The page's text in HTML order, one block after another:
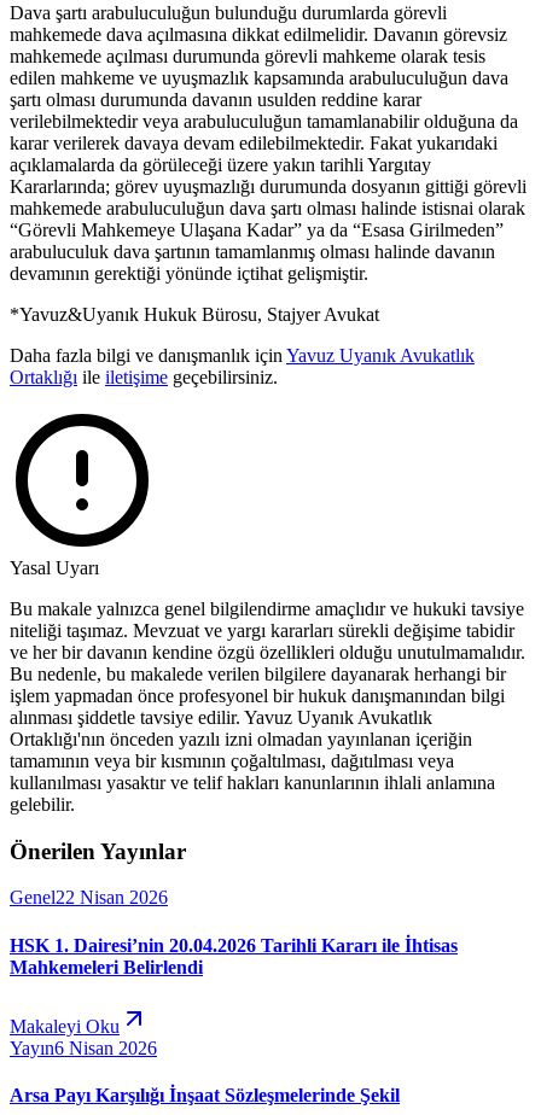
Dava şartı arabuluculuğun bulunduğu durumlarda görevli
mahkemede dava açılmasına dikkat edilmelidir. Davanın görevsiz
mahkemede açılması durumunda görevli mahkeme olarak tesis
edilen mahkeme ve uyuşmazlık kapsamında arabuluculuğun dava
şartı olması durumunda davanın usulden reddine karar
verilebilmektedir veya arabuluculuğun tamamlanabilir olduğuna da
karar verilerek davaya devam edilebilmektedir. Fakat yukarıdaki
açıklamalarda da görüleceği üzere yakın tarihli Yargıtay
Kararlarında; görev uyuşmazlığı durumunda dosyanın gittiği görevli
mahkemede arabuluculuğun dava şartı olması halinde istisnai olarak
“Görevli Mahkemeye Ulaşana Kadar” ya da “Esasa Girilmeden”
arabuluculuk dava şartının tamamlanmış olması halinde davanın
devamının gerektiği yönünde içtihat gelişmiştir.
*Yavuz&Uyanık Hukuk Bürosu, Stajyer Avukat
Daha fazla bilgi ve danışmanlık için Yavuz Uyanık Avukatlık
Ortaklığı ile iletişime geçebilirsiniz.
Yasal Uyarı
Bu makale yalnızca genel bilgilendirme amaçlıdır ve hukuki tavsiye
niteliği taşımaz. Mevzuat ve yargı kararları sürekli değişime tabidir
ve her bir davanın kendine özgü özellikleri olduğu unutulmamalıdır.
Bu nedenle, bu makalede verilen bilgilere dayanarak herhangi bir
işlem yapmadan önce profesyonel bir hukuk danışmanından bilgi
alınması şiddetle tavsiye edilir. Yavuz Uyanık Avukatlık
Ortaklığı'nın önceden yazılı izni olmadan yayınlanan içeriğin
tamamının veya bir kısmının çoğaltılması, dağıtılması veya
kullanılması yasaktır ve telif hakları kanunlarının ihlali anlamına
gelebilir.
Önerilen Yayınlar
Genel22 Nisan 2026
HSK 1. Dairesi’nin 20.04.2026 Tarihli Kararı ile İhtisas
Mahkemeleri Belirlendi
Makaleyi Oku
Yayın6 Nisan 2026
Arsa Payı Karşılığı İnşaat Sözleşmelerinde Şekil